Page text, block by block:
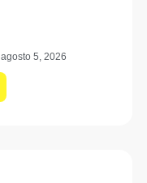
agosto 5, 2026